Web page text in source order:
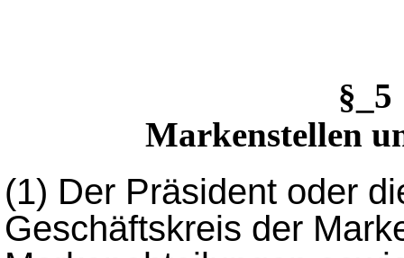
Markenstellen
(1) Der Präsident oder
Geschäftskreis der